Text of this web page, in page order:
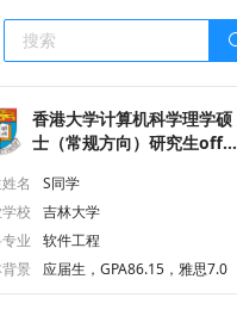
香港大学计算机科学理学硕
士（常规方向）研究生offer
名
S同学
校
吉林大学
业
软件工程
景
应届生，GPA86.15，雅思7.0